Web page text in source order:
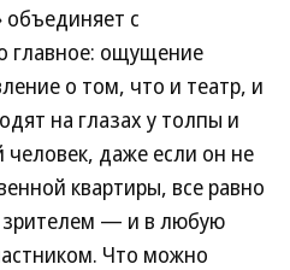
с
главное: ощущение
о том, что и театр, и
на глазах у толпы и
даже если он не
квартиры, все равно
зрителем — и в любую
Что можно